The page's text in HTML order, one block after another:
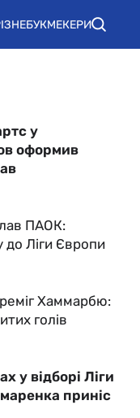
БУКМЕКЕРИ
у
оформив
ПАОК:
до Ліги Європи
Хаммарбю:
голів
у відборі Ліги
приніс